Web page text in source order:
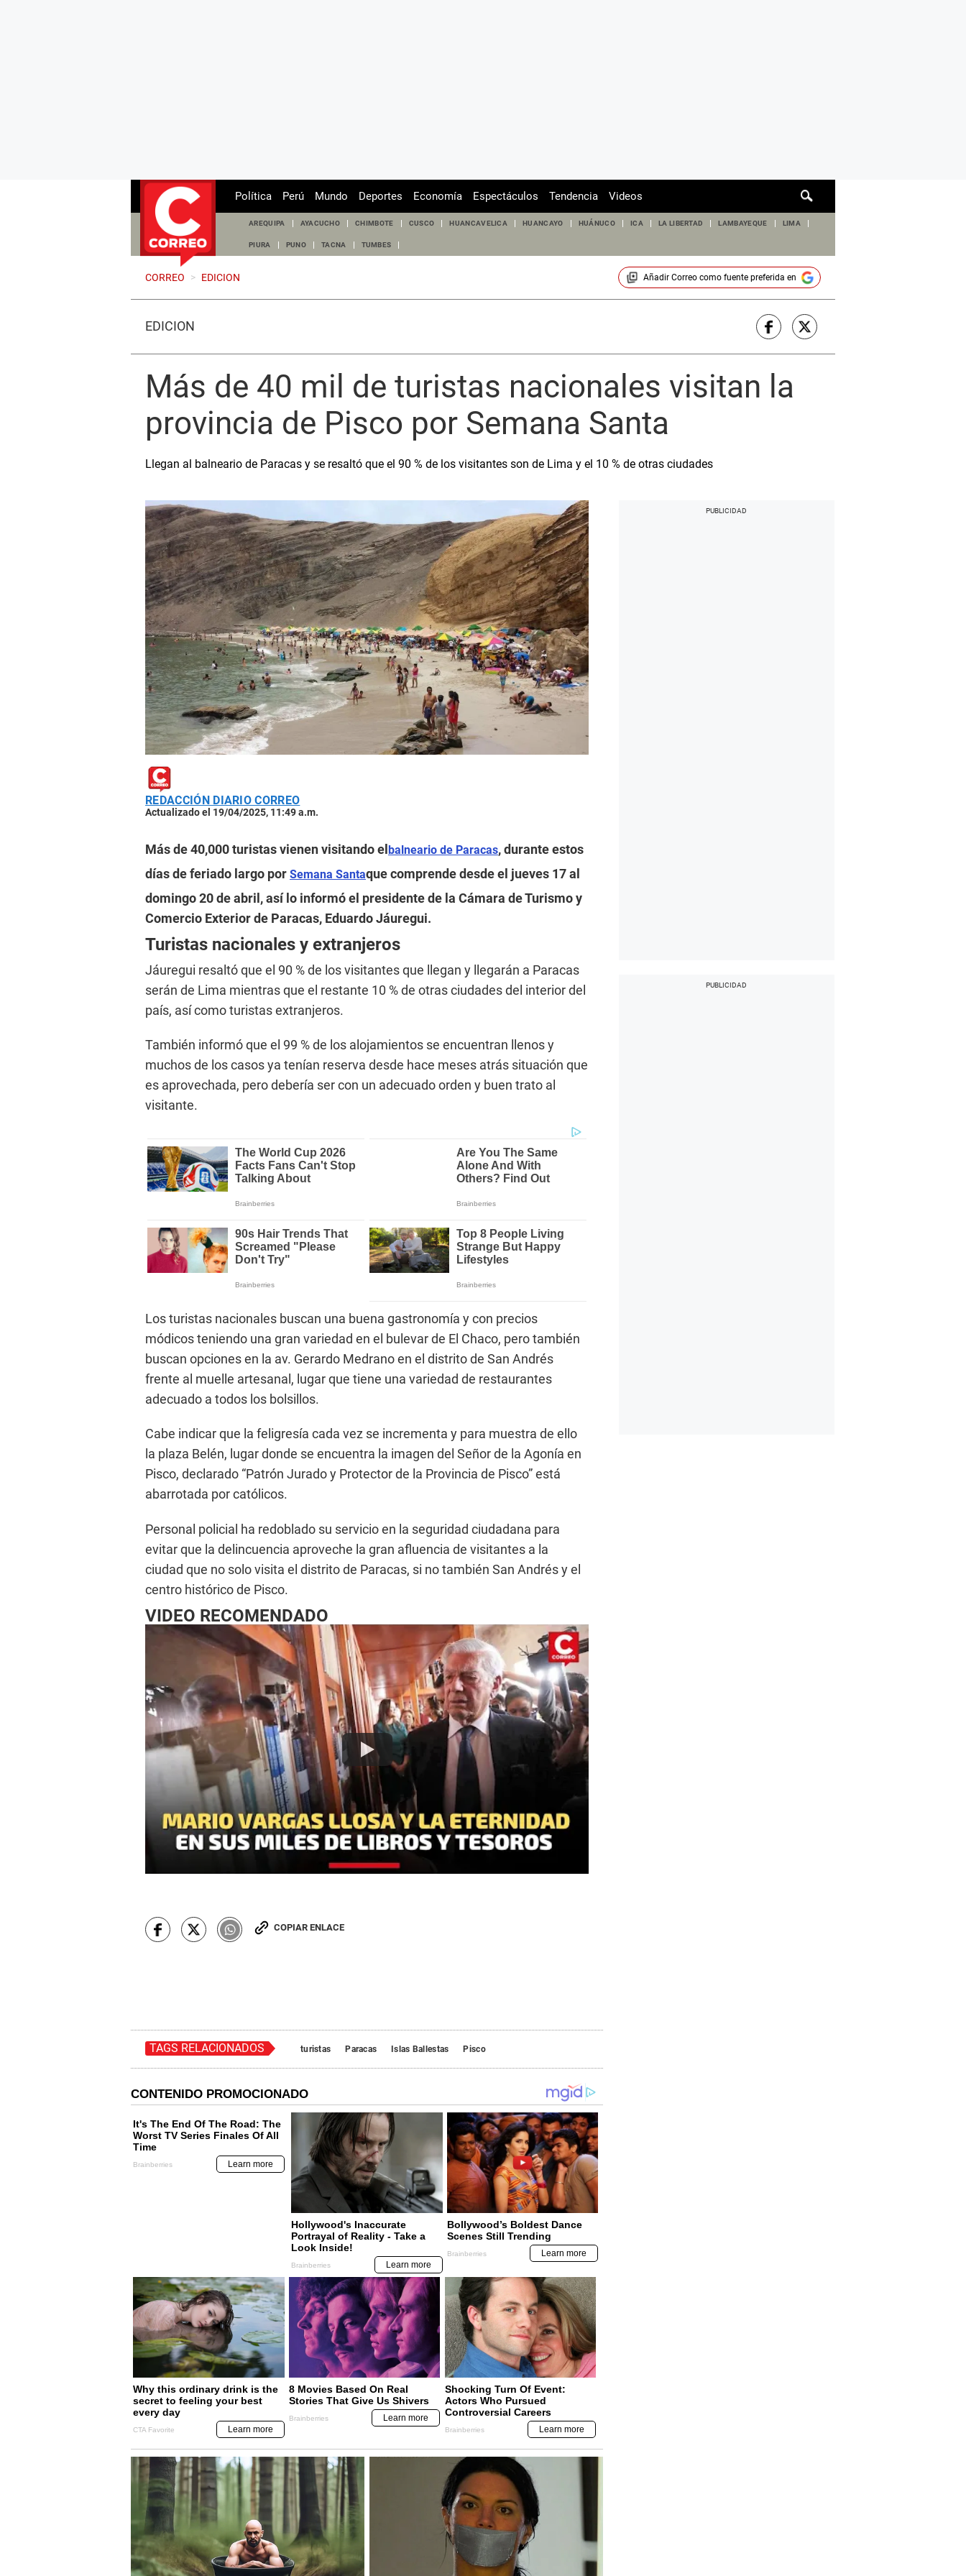
de
Política Perú Mundo Deportes Economía Espectáculos Tendencia Videos
AREQUIPA AYACUCHO CHIMBOTE CUSCO HUANCAVELICA HUANCAYO HUÁNUCO ICA LA LIBERTAD LAMBAYEQUE LIMA
PIURA PUNO TACNA TUMBES
CORREO > EDICION Añadir Correocomo fuente preferida en
EDICIÓN
Más de 40 mil de turistas nacionales visitan la
provincia de Pisco por Semana Santa
Llegan al balneario de Paracas y se resaltó que el 90 % de los visitantes son de Lima y el 10 % de otras ciudades
REDACCIÓN DIARIO CORREO
Actualizado el 19/04/2025, 11:49 a.m.
Más de 40,000 turistas vienen visitando el balneario de Paracas, durante estos
días de feriado largo por Semana Santaque comprende desde el jueves 17 al
domingo 20 de abril, así lo informó el presidente de la Cámara de Turismo y
Comercio Exterior de Paracas, Eduardo Jáuregui.
Turistas nacionales y extranjeros
Jáuregui resaltó que el 90 % de los visitantes que llegan y llegarán a Paracas
serán de Lima mientras que el restante 10 % de otras ciudades del interior del
país, así como turistas extranjeros.
También informó que el 99 % de los alojamientos se encuentran llenos y
muchos de los casos ya tenían reserva desde hace meses atrás situación que
es aprovechada, pero debería ser con un adecuado orden y buen trato al
visitante.
Los turistas nacionales buscan una buena gastronomía y con precios
módicos teniendo una gran variedad en el bulevar de El Chaco, pero también
buscan opciones en la av. Gerardo Medrano en el distrito de San Andrés
frente al muelle artesanal, lugar que tiene una variedad de restaurantes
adecuado a todos los bolsillos.
Cabe indicar que la feligresía cada vez se incrementa y para muestra de ello
la plaza Belén, lugar donde se encuentra la imagen del Señor de la Agonía en
Pisco, declarado “Patrón Jurado y Protector de la Provincia de Pisco” está
abarrotada por católicos.
Personal policial ha redoblado su servicio en la seguridad ciudadana para
evitar que la delincuencia aproveche la gran afluencia de visitantes a la
ciudad que no solo visita el distrito de Paracas, si no también San Andrés y el
centro histórico de Pisco.
VIDEO RECOMENDADO
COPIAR ENLACE
TAGS RELACIONADOS turistas Paracas Islas Ballestas Pisco